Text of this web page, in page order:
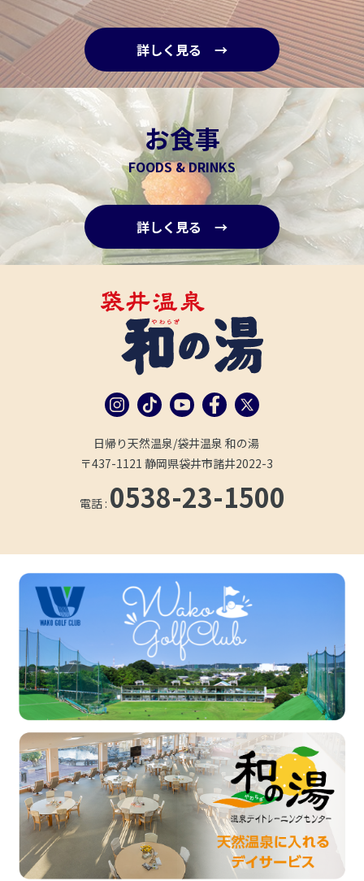
詳しく見る →
お食事
FOODS & DRINKS
詳しく見る →
日帰り天然温泉/袋井温泉 和の湯
〒437-1121 静岡県袋井市諸井2022-3
電話 : 0538-23-1500